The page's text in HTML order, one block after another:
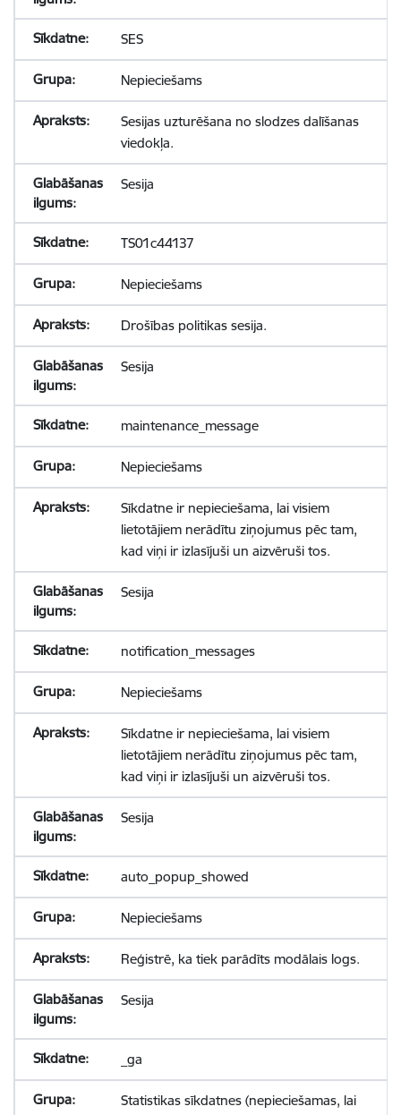
SES
Nepieciešams
Sesijas uzturēšana no slodzes dalīšanas
viedokļa.
Sesija
TS01c44137
Nepieciešams
Drošības politikas sesija.
Sesija
maintenance_message
Nepieciešams
Sīkdatne ir nepieciešama, lai visiem
lietotājiem nerādītu ziņojumus pēc tam,
kad viņi ir izlasījuši un aizvēruši tos.
Sesija
notification_messages
Nepieciešams
Sīkdatne ir nepieciešama, lai visiem
lietotājiem nerādītu ziņojumus pēc tam,
kad viņi ir izlasījuši un aizvēruši tos.
Sesija
auto_popup_showed
Nepieciešams
Reģistrē, ka tiek parādīts modālais logs.
Sesija
_ga
Statistikas sīkdatnes (nepieciešamas, lai